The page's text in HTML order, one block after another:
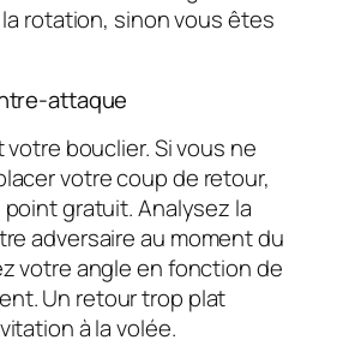
la rotation, sinon vous êtes
attaque
votre bouclier. Si vous ne
votre coup de retour,
gratuit. Analysez la
adversaire au moment du
votre angle en fonction de
Un retour trop plat
à la volée.